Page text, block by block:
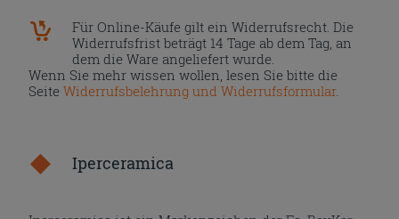
Für Online-Käufe gilt ein Widerrufsrecht. Die
Widerrufsfrist beträgt 14 Tage ab dem Tag, an
dem die Ware angeliefert wurde.
Wenn Sie mehr wissen wollen, lesen Sie bitte die
SeiteWiderrufsbelehrung und Widerrufsformular.
Iperceramica